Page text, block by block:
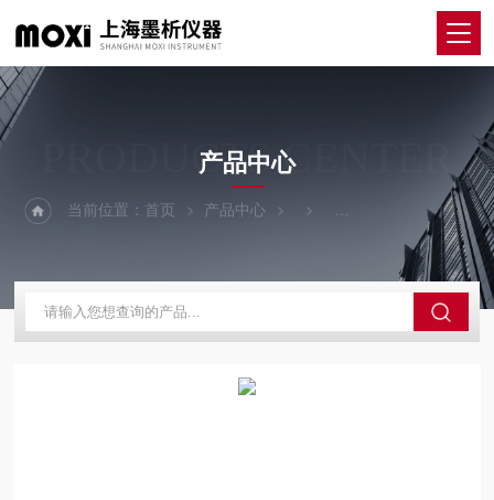
PRODUCTS CENTER
产品中心
当前位置：首页 产品中心 磁力（加热锅）搅拌器